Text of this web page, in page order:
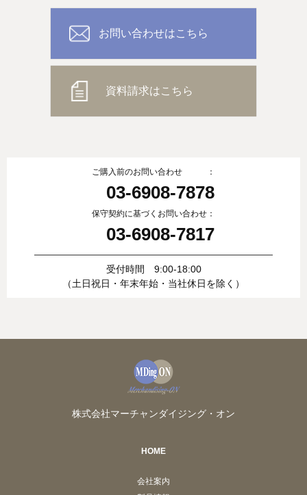
お問い合わせはこちら
資料請求はこちら
ご購入前のお問い合わせ ：
03-6908-7878
保守契約に基づくお問い合わせ：
03-6908-7817
受付時間 9:00-18:00
（土日祝日・年末年始・当社休日を除く）
株式会社マーチャンダイジング・オン
HOME
会社案内